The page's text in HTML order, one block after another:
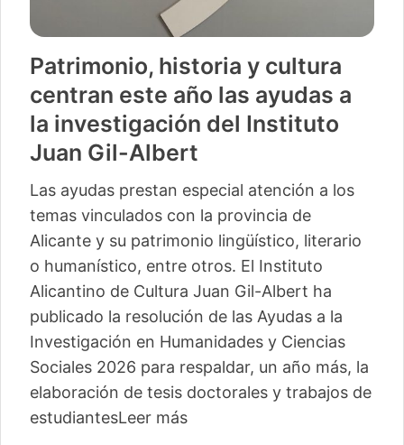
Patrimonio, historia y cultura
centran este año las ayudas a
la investigación del Instituto
Juan Gil-Albert
Las ayudas prestan especial atención a los
temas vinculados con la provincia de
Alicante y su patrimonio lingüístico, literario
o humanístico, entre otros. El Instituto
Alicantino de Cultura Juan Gil-Albert ha
publicado la resolución de las Ayudas a la
Investigación en Humanidades y Ciencias
Sociales 2026 para respaldar, un año más, la
elaboración de tesis doctorales y trabajos de
estudiantesLeer más